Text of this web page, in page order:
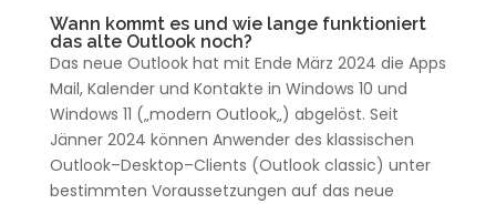
Wann kommt es und wie lange funktioniert
das alte Outlooknoch?
Das neue Outlookhat mit Ende März 2024 die Apps
Mail, Kalenderund Kontakte in Windows 10 und
Windows 11 („modern Outlook„) abgelöst. Seit
Jänner 2024 können Anwenderdes klassischen
Outlook–Desktop–Clients (Outlookclassic) unter
bestimmten Voraussetzungen auf das neue